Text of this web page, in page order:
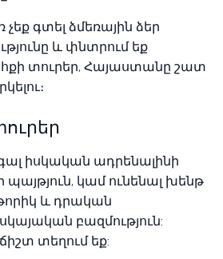
չեք գտել ձմեռային ձեր
և փնտրում եք
տուրեր, Հայաստանը շատ
իսկական ադրենալինի
պայթյուն, կամ ունենալ խենթ
և դրական
բազմություն:
տեղում եք: